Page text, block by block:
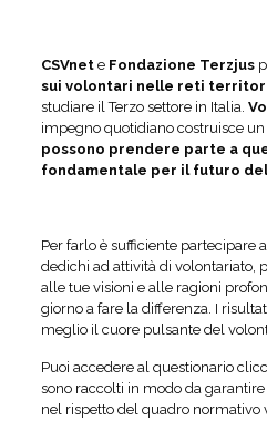
CSVnete Fondazione Terzjus
sui volontari nelle reti
studiare il Terzo settore in Italia.
impegno quotidiano costruisce un
possono prendere parte a
fondamentale per il futuro
Per farlo è sufficiente partecipare
dedichi ad attività di volontariato,
alle tue visioni e alle ragioni
giorno a fare la differenza. I
meglio il cuore pulsante del
Puoi accedere al questionario
sono raccolti in modo da garantire
nel rispetto del quadro normativo